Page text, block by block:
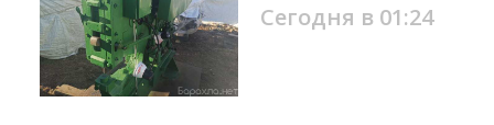
Сегодня в 01:24